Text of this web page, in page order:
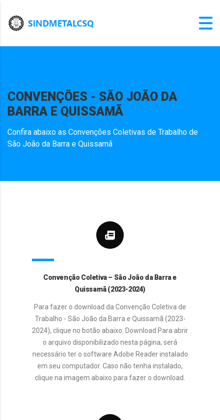
CONVENÇÕES - SÃO JOÃO DA
BARRA E QUISSAMÃ
Confira abaixo as Convenções Coletivas de Trabalho de
São João da Barra e Quissamã
Convenção Coletiva – São João da Barra e
Quissamã (2023-2024)
Para fazer o download da Convenção Coletiva de
Trabalho - São João da Barra e Quissamã (2023-
2024), clique no botão abaixo. Download Para abrir
o arquivo disponibilizado nesta página, será
necessário ter o software Adobe Reader instalado
em seu computador. Caso não tenha instalado,
clique na imagem abaixo para fazer o download.